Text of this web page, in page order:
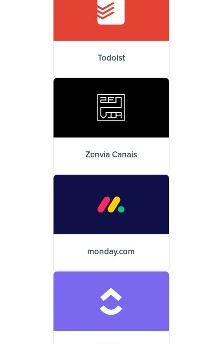
Todoist
Zenvia Canais
monday.com